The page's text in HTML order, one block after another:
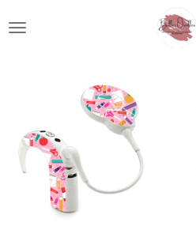
direct